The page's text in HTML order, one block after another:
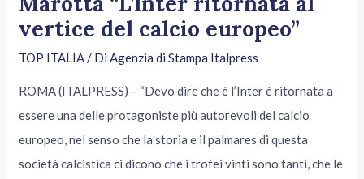
vertice del calcio europeo”
TOP ITALIA/ DiAgenzia di Stampa Italpress
ROMA (ITALPRESS) – “Devo dire che è l’Inter è ritornata a
essere una delle protagoniste più autorevoli del calcio
europeo, nel senso che la storia e il palmares di questa
società calcistica ci dicono che i trofei vinti sono tanti, che le